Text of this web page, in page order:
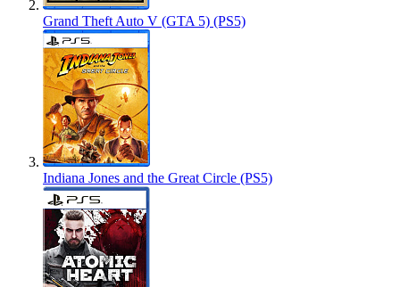
Grand Theft Auto V (GTA 5) (PS5)
Indiana Jones and the Great Circle (PS5)